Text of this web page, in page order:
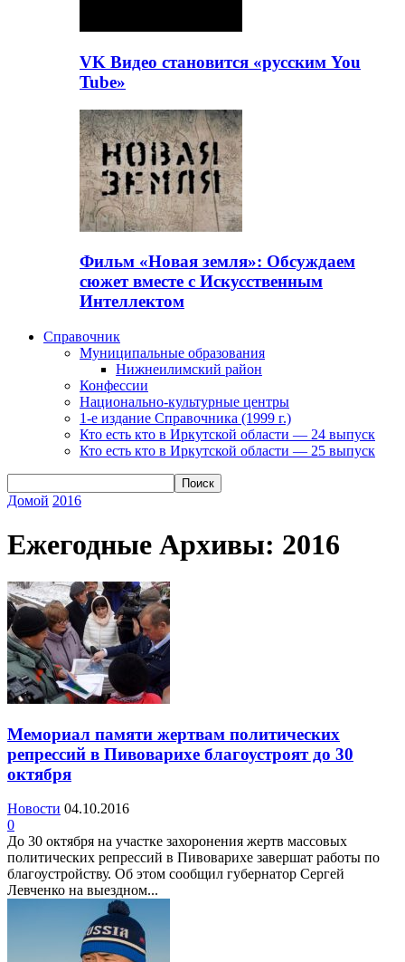
VK Видео становится «русским You
Tube»
Фильм «Новая земля»: Обсуждаем
сюжет вместе с Искусственным
Интеллектом
Справочник
Муниципальные образования
Нижнеилимский район
Конфессии
Национально-культурные центры
1-е издание Справочника (1999 г.)
Кто есть кто в Иркутской области — 24 выпуск
Кто есть кто в Иркутской области — 25 выпуск
Домой 2016
Ежегодные Архивы: 2016
Мемориал памяти жертвам политических
репрессий в Пивоварихе благоустроят до 30
октября
Новости 04.10.2016
0
До 30 октября на участке захоронения жертв массовых
политических репрессий в Пивоварихе завершат работы по
благоустройству. Об этом сообщил губернатор Сергей
Левченко на выездном...